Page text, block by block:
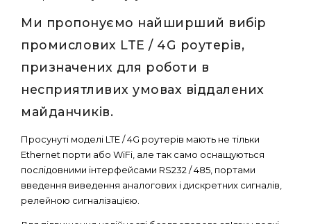
Ми пропонуємо найширший вибір
промислових LTE / 4G роутерів,
призначених для роботи в
несприятливих умовах віддалених
майданчиків.
Просунуті моделі LTE / 4G роутерів мають не тільки
Ethernet порти або WiFi, але так само оснащуються
послідовними інтерфейсами RS232 / 485, портами
введення виведення аналогових і дискретних сигналів,
релейною сигналізацією.